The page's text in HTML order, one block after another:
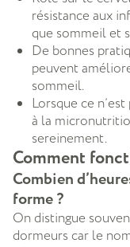
résistance aux
que sommeil et
De bonnes
peuvent
sommeil.
Lorsque ce
à la
sereinement.
Comment
Combien
forme ?
On distingue
dormeurs car le